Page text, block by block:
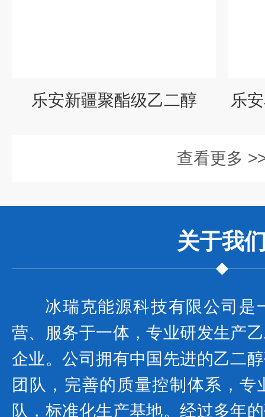
乐安新疆聚酯级乙二醇 乐
查看更多
关于我
冰瑞克能源科技有限公司是
营、服务于一体，专业研发生产
企业。公司拥有中国先进的乙二
团队，完善的质量控制体系，
队，标准化生产基地。经过多年